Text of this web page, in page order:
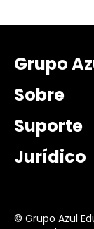
Grupo
Sobre
Suporte
Jurídico
© Grupo Azul